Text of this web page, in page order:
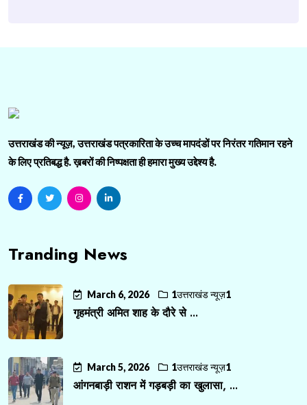
उत्तराखंड की न्यूज़, उत्तराखंड पत्रकारिता के उच्च मापदंडों पर निरंतर गतिमान रहने
के लिए प्रतिबद्ध है. ख़बरों की निष्पक्षता ही हमारा मुख्य उद्देश्य है.
Tranding News
March 6, 2026 1उत्तराखंड न्यूज़1
गृहमंत्री अमित शाह के दौरे से ...
March 5, 2026 1उत्तराखंड न्यूज़1
आंगनबाड़ी राशन में गड़बड़ी का खुलासा, ...